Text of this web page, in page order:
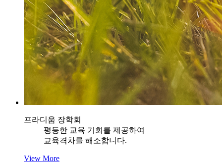
프라디움 장학회
평등한 교육 기회를 제공하여
교육격차를 해소합니다.
View More